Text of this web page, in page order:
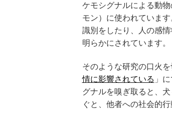
ケモシグナルによる動
モン）に使われていま
識別をしたり、人の感
明らかにされています。
そのような研究の口火
情に影響されている 」
グナルを嗅ぎ取ると、
ぐと、他者への社会的